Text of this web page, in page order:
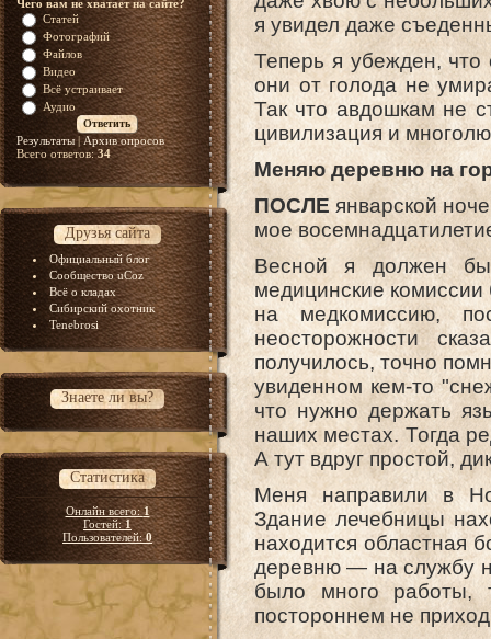
Чего вам не хватает на сайте?
Статей
Фотографий
Файлов
Видео
Всё устраивает
Аудио
Результаты|Архив опросов
Всего ответов:34
Друзья сайта
Официальный блог
Сообщество uCoz
Всё о кладах
Сибирский охотник
Tenebrosi
Знаете ли вы?
Статистика
Онлайн всего:1
Гостей:1
Пользователей:0
я увидел даже
Теперь я убежден,
они от голода не
Так что авдошкам не
цивилизация и
Меняю деревню на
ПОСЛЕ январской
мое
Весной я должен
медицинские
на медкомиссию,
неосторожности
получилось, точно
увиденном кем-то
что нужно держать
наших местах. Тогда
А тут вдруг простой,
Меня направили в
Здание лечебницы
находится областная
деревню — на службу
было много работы,
постороннем не